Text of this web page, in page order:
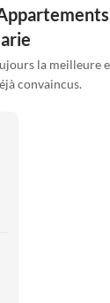
la meilleure
convaincus.